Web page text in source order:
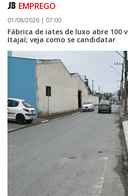
EMPREGO
01/08/2026 | 07:00
Fábrica de iates de luxo abre 100
Itajaí; veja como se candidatar